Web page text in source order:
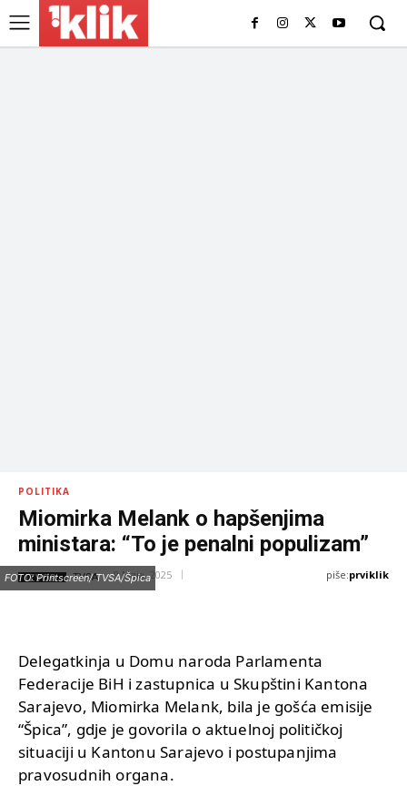
POLITIKA
Miomirka Melank o hapšenjima
ministara: “To je penalni populizam”
IZVOR: TVSA 9 Maja, 2025 piše:prviklik
FOTO: Printscreen/ TVSA/Špica
Delegatkinja u Domu naroda Parlamenta
Federacije BiH i zastupnica u Skupštini Kantona
Sarajevo, Miomirka Melank, bila je gošća emisije
“Špica”, gdje je govorila o aktuelnoj političkoj
situaciji u Kantonu Sarajevo i postupanjima
pravosudnih organa.